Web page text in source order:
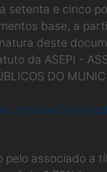
setenta e cinco
base, a
deste
da ASEPI -
DO
views/geral/
pelo associado a